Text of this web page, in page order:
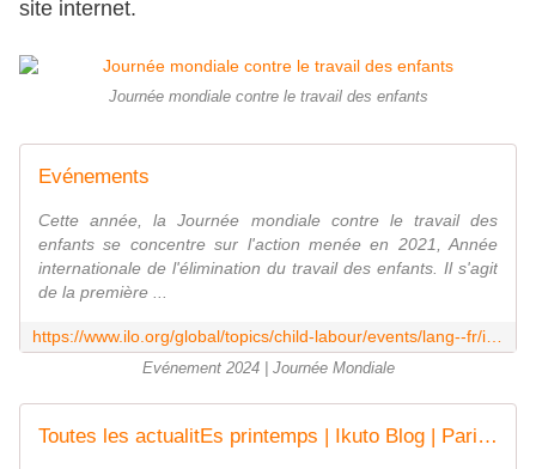
site internet.
Journée mondiale contre le travail des enfants
Evénements
Cette année, la Journée mondiale contre le travail des
enfants se concentre sur l'action menée en 2021, Année
internationale de l'élimination du travail des enfants. Il s'agit
de la première ...
Evénement 2024 | Journée Mondiale
Toutes les actualitEs printemps | Ikuto Blog | Paris, France